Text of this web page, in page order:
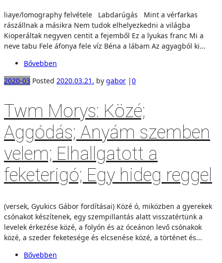
liaye/lomography felvétele Labdarúgás Mint a vérfarkas
rászállnak a másikra Nem tudok elhelyezkedni a világba
Kioperáltak negyven centit a fejemből Ez a lyukas franc Mi a
neve tabu Fele áfonya fele víz Béna a lábam Az agyagból ki...
Bővebben
2020-03 Posted 2020.03.21. by gabor |0
Twm Morys: Közé;
Aggódás; Anyám szemben
velem; Elhallgatott a
feketerigó; Egy hideg reggel
(versek, Gyukics Gábor fordításai) Közé ó, miközben a gyerekek
csónakot készítenek, egy szempillantás alatt visszatértünk a
levelek érkezése közé, a folyón és az óceánon levő csónakok
közé, a szeder feketesége és elcsenése közé, a történet és...
Bővebben